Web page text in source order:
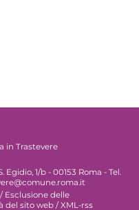
in Trastevere
1/b - 00153 Roma - Tel.
/ Esclusione delle
del sito web / XML-rss